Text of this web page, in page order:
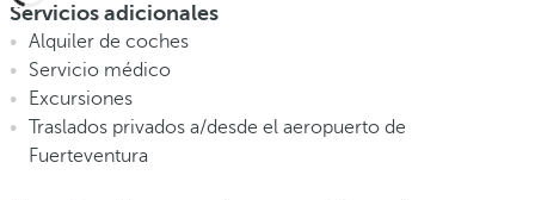
Servicios adicionales
Alquiler de coches
Servicio médico
Excursiones
Traslados privados a/desde el aeropuerto de
Fuerteventura